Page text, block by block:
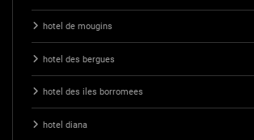
hotel de mougins
hotel des bergues
hotel des iles borromees
hotel diana